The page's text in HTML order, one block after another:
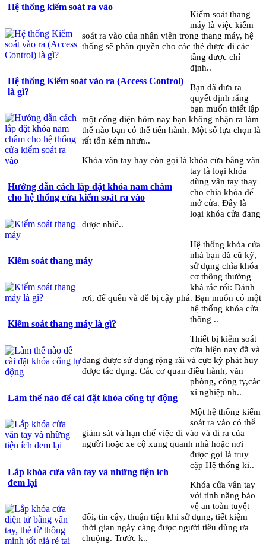
Hệ thống kiểm soát ra vào
Hệ thống Kiểm soát vào ra (Access Control)
là gì?
Hướng dẫn cách lắp đặt khóa nam châm
cho hệ thống cửa kiểm soát ra vào
Kiểm soát thang máy
Kiểm soát thang máy là gì?
Kiểm soát thang
máy là việc kiểm
soát ra vào của nhân viên trong thang máy, hệ
thống sẽ phân quyền cho các thẻ được đi các
tầng được chỉ
định..
Làm thế nào để cài đặt khóa cổng tự động
Bạn đã đưa ra
quyết định rằng
bạn muốn thiết lập
một cổng điện hôm nay bạn không nhận ra làm
thế nào bạn có thể tiến hành. Một số lựa chọn là
rất tốn kém nhưn..
Lắp khóa cửa vân tay và những tiện ích
đem lại
Khóa vân tay hay còn gọi là khóa cửa bằng vân
tay là loại khóa
dùng vân tay thay
cho chìa khóa để
mở cửa. Đây là
loại khóa cửa đang
được nhiề..
Hệ thống khóa cửa
nhà bạn đã cũ kỹ,
sử dụng chìa khóa
cơ thông thường
khá rắc rối: Đánh
rơi, để quên và dễ bị cậy phá. Bạn muốn có một
hệ thống khóa cửa
thông ..
Thiết bị kiểm soát
cửa hiện nay đã và
đang được sử dụng rộng rãi và cực kỳ phát huy
được tác dụng. Các cơ quan điều hành, văn
phòng, công ty,các
xí nghiệp nh..
Một hệ thống kiểm
soát ra vào có thể
giám sát và hạn chế việc đi vào và đi ra của
người hoặc xe cộ xung quanh nhà hoặc nơi
được gọi là truy
cập Hệ thống ki..
Khóa cửa vân tay
với tính năng bảo
vệ an toàn tuyệt
đối, tin cậy, thuận tiện khi sử dụng, tiết kiệm
thời gian ngày càng được người tiêu dùng ưa
chuộng. Trước k..